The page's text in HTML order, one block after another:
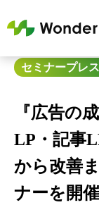
セミナープレ
『広告の
LP・記事
から改善
ナーを開催